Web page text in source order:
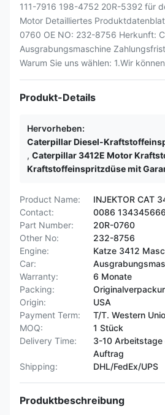
111-7916 198-4752 20R-5392 für
Motor Detailliertes
0760 OE NO: 232-8756 Herkunft:
Ausgrabungsmaschine
Warum Sie uns wählen: 1.Wir
Produkt-Details
Hervorheben:
Caterpillar Diesel-
, Caterpillar 3412E Motor
Kraftstoffeinspritzdüse mit
Product Name:
INJEKTOR CAT
Contact:
0086
Part Number:
20R-0760
Other No:
232-8756
Engine:
Katze 3412
Car:
Warranty:
6 Monate
Packing:
Origin:
USA
Payment Term:
T/T. Western
MOQ:
1 Stück
Delivery Time:
3-10 Arbeitstage
Auftrag
Shipping:
DHL/FedEx/UPS
Produktbeschreibung